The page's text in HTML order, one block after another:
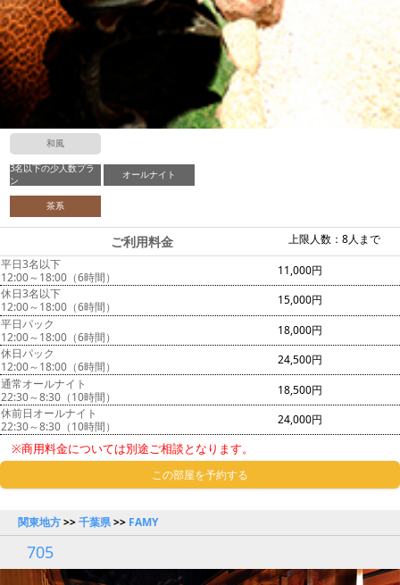
和風
3名以下の少人数プラ
ン
オールナイト
茶系
上限人数：8人まで
ご利用料金
平日3名以下
12:00～18:00（6時間）
11,000円
休日3名以下
12:00～18:00（6時間）
15,000円
平日パック
12:00～18:00（6時間）
18,000円
休日パック
12:00～18:00（6時間）
24,500円
通常オールナイト
22:30～8:30（10時間）
18,500円
休前日オールナイト
22:30～8:30（10時間）
24,000円
※商用料金については別途ご相談となります。
この部屋を予約する
関東地方>>千葉県>> FAMY
705